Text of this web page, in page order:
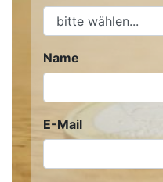
Name
E-Mail